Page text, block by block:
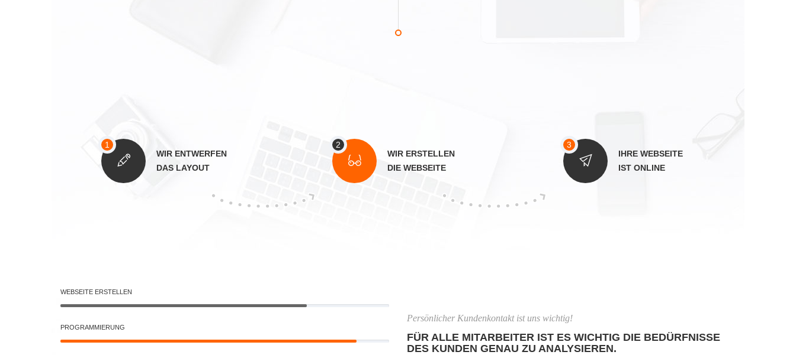
WIR ENTWERFEN
DAS LAYOUT
WIR ERSTELLEN
DIE WEBSEITE
IHRE WEBSEITE
IST ONLINE
WEBSEITE ERSTELLEN
PROGRAMMIERUNG
Persönlicher Kundenkontakt ist uns wichtig!
FÜR ALLE MITARBEITER IST ES WICHTIG DIE BEDÜRFNISSE
DES KUNDEN GENAU ZU ANALYSIEREN.